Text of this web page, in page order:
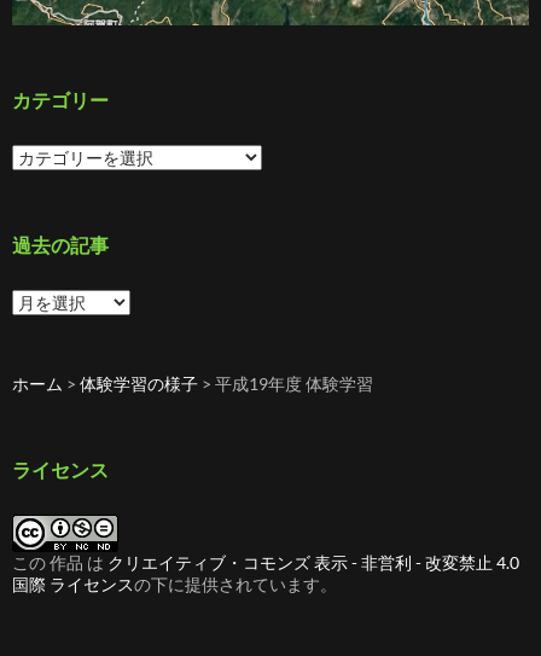
カテゴリー
カ
テ
ー
過去の記事
過
去
事
ホーム > 体験学習の様子 > 平成19年度 体験学習
ライセンス
この 作品 は クリエイティブ・コモンズ 表示 - 非営利 - 改変禁止 4.0
国際 ライセンスの下に提供されています。